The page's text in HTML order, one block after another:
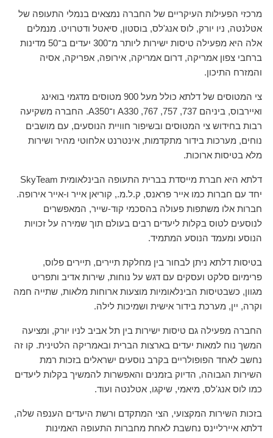
מרכזי הפעילות העיקריים של החברה נמצאים בנמלי התעופה של
אטלנטה, ניו יורק, לוס אנג'לס, בוסטון, סיאטל ודטרויט. מנמלים
אלה היא מפעילה טיסות ישירות ליותר מ־300 יעדים ב־50 מדינות
ברחבי צפון אמריקה, דרום אמריקה, אירופה, אפריקה, אסיה
והמזרח התיכון.
צי המטוסים של דלתא כולל מעל 900 מטוסים מדגמי בואינג
ואיירבוס, ביניהם 737, 757, 767, A330 ו־A350. החברה משקיעה
רבות בחידוש צי המטוסים ובשיפור חוויית הנוסעים, עם מושבים
נוחים, מערכות בידור מתקדמות, אינטרנט אלחוטי מהיר ושירות
מלא בטיסות ארוכות.
דלתא היא חברת מייסדת בברית התעופה הבינלאומית SkyTeam
יחד עם חברות כמו אייר פראנס, ק.ל.מ., קוריאן אייר ו-אייר אירופה.
חברות אלו משתפות פעולה בהסכמי קוד-שייר, המאפשרים
לנוסעים לטוס בקלות ליעדים רבים בעולם תוך שמירה על זכויות
הנוסע ומעמד הנוסע המתמיד.
בטיסות דלתא ניתן לבחור בין מחלקת תיירים, תיירים פלוס,
פרימיום סלקט ועסקים עם דגש על נוחות, שירות אדיב ותפריט
מגוון, כשבטיסות הבינלאומיות מוצעות ארוחות מלאות, שתייה חמה
וקרה, יין, מערכת בידור אישית ושמיכות לילה.
החברה מפעילה גם טיסות ישירות בין תל אביב לניו יורק, ומציעה
המשך נוח למאות יעדים בארצות הברית ובאמריקה הלטינית. קו זה
נחשב לאחד הפופולריים בקרב נוסעים ישראלים בזכות רמת
השירות הגבוהה, הדיוק בזמנים והאפשרות להמשיך בקלות ליעדים
כמו לוס אנג'לס, מיאמי, שיקגו, אטלנטה ועוד.
בזכות השירות המקצועי, הצי המתקדם ורשת היעדים הענפה שלה,
דלתא איירליינס נחשבת לאחת מחברות התעופה האמינות